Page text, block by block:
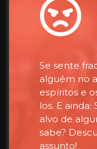
Se sente
alguém no
espíritos e
los. E
alvo de
sabe?
assunto!